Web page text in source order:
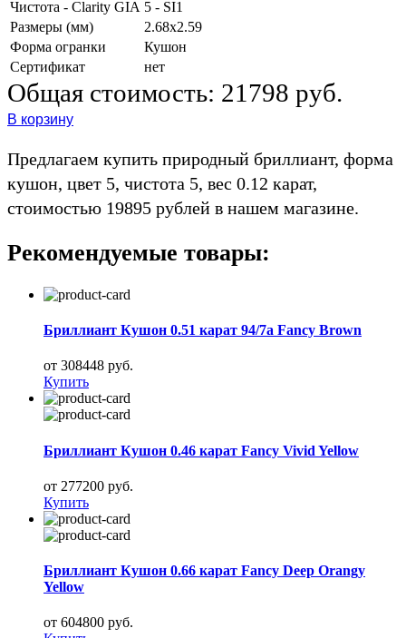
Чистота - Clarity GIA 5 - SI1
Размеры (мм)
2.68x2.59
Форма огранки
Кушон
Сертификат
нет
Общая стоимость: 21798 руб.
В корзину
Предлагаем купить природный бриллиант, форма
кушон, цвет 5, чистота 5, вес 0.12 карат,
стоимостью 19895 рублей в нашем магазине.
Рекомендуемые товары:
Бриллиант Кушон 0.51 карат 94/7а Fancy Brown
от 308448 руб.
Купить
Бриллиант Кушон 0.46 карат Fancy Vivid Yellow
от 277200 руб.
Купить
Бриллиант Кушон 0.66 карат Fancy Deep Orangy
Yellow
от 604800 руб.